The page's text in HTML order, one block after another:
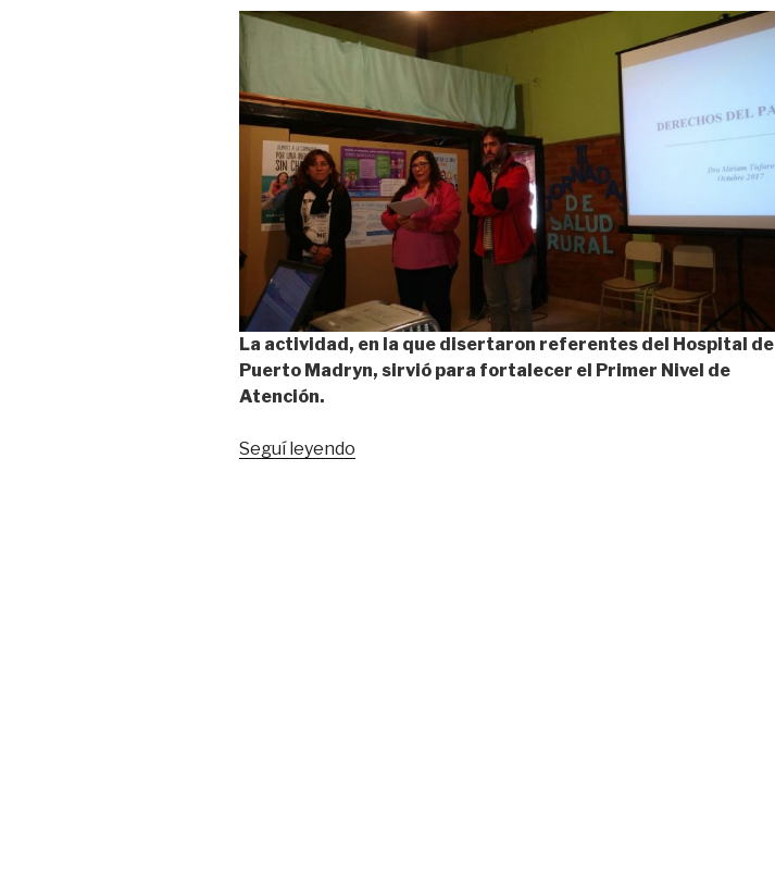
de
Residencia
de
Salud””
La actividad, en la que disertaron referentes del Hospital de
Puerto Madryn, sirvió para fortalecer el Primer Nivel de
Atención.
Seguí leyendo